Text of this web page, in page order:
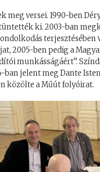
meg versei. 1990-ben
ki. 2003-ban
2005-ben pedig a
munkásságáért”.
ban jelent meg Dante
közölte a Műút folyóirat.